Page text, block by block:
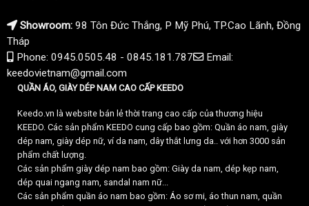
Showroom: 98 Tôn Đức Thắng, P Mỹ Phú, TP.Cao Lãnh, Đồng
Tháp
Phone: 0945.0505.48 - 0845.181.787
Email:
keedovietnam@gmail.com
QUẦN ÁO, GIÀY DÉP NAM CAO CẤP KEEDO
Keedo.vn là website bán lẻ thời trang cao cấp của thương hiệu
KEEDO. Các sản phẩm KEEDO cung cấp bao gồm: Quần áo nam, giày
dép nam, giày dép nữ, ví da nam, dây thắt lưng da.. với hơn 3000 sản
phẩm chất lượng.
Các sản phẩm giày dép nam bao gồm: Giày da nam, dép kẹp nam,
dép quai ngang nam, sandal nam nữ...
Các sản phẩm quần áo nam bao gồm: Áo sơ mi, áo thun nam, quần